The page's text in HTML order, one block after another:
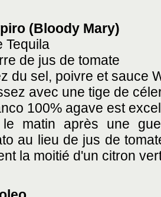
(Bloody Mary)
Tequila
de jus de tomate
du sel, poivre et sauce
avec une tige de
100% agave est
le matin après une
au lieu de jus de
la moitié d'un citron